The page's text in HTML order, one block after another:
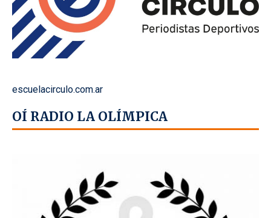
escuelacirculo.com.ar
OÍ RADIO LA OLÍMPICA